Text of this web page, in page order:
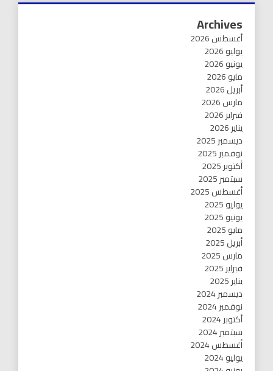
Archives
أغسطس 2026
يوليو 2026
يونيو 2026
مايو 2026
أبريل 2026
مارس 2026
فبراير 2026
يناير 2026
ديسمبر 2025
نوفمبر 2025
أكتوبر 2025
سبتمبر 2025
أغسطس 2025
يوليو 2025
يونيو 2025
مايو 2025
أبريل 2025
مارس 2025
فبراير 2025
يناير 2025
ديسمبر 2024
نوفمبر 2024
أكتوبر 2024
سبتمبر 2024
أغسطس 2024
يوليو 2024